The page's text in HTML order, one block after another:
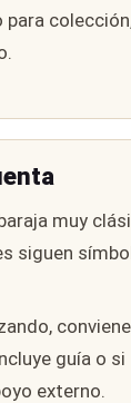
muy
siguen
conviene
guía o si
externo.